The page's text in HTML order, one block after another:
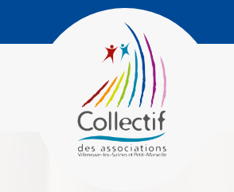
contenu
Collectif
des
Associations
Villeneuve-
Salines